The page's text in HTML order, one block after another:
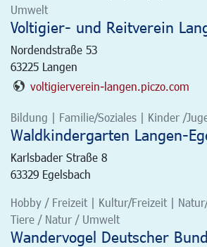
Umwelt
Voltigier- und Reitverein
Nordendstraße 53
63225 Langen
voltigierverein-langen.piczo.com
Bildung | Familie/Soziales | Kinder /
Waldkindergarten Langen-
Karlsbader Straße 8
63329 Egelsbach
Hobby / Freizeit | Kultur/Freizeit |
Tiere / Natur / Umwelt
Wandervogel Deutscher